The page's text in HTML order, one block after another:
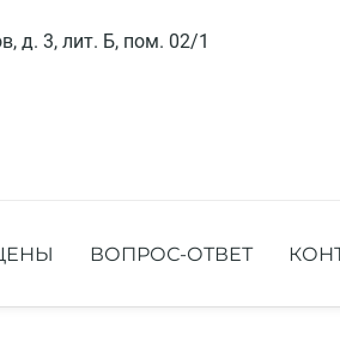
д. 3, лит. Б, пом. 02/1
ВОПРОС-ОТВЕТ